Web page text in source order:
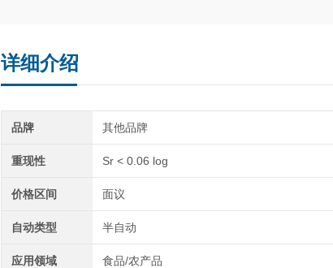
详细介绍
品牌 其他品牌
重现性 Sr < 0.06 log
价格区间 面议
自动类型 半自动
应用领域 食品/农产品